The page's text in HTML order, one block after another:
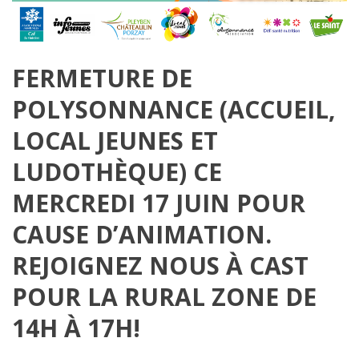
FERMETURE DE
POLYSONNANCE (ACCUEIL,
LOCAL JEUNES ET
LUDOTHÈQUE) CE
MERCREDI 17 JUIN POUR
CAUSE D’ANIMATION.
REJOIGNEZ NOUS À CAST
POUR LA RURAL ZONE DE
14H À 17H!